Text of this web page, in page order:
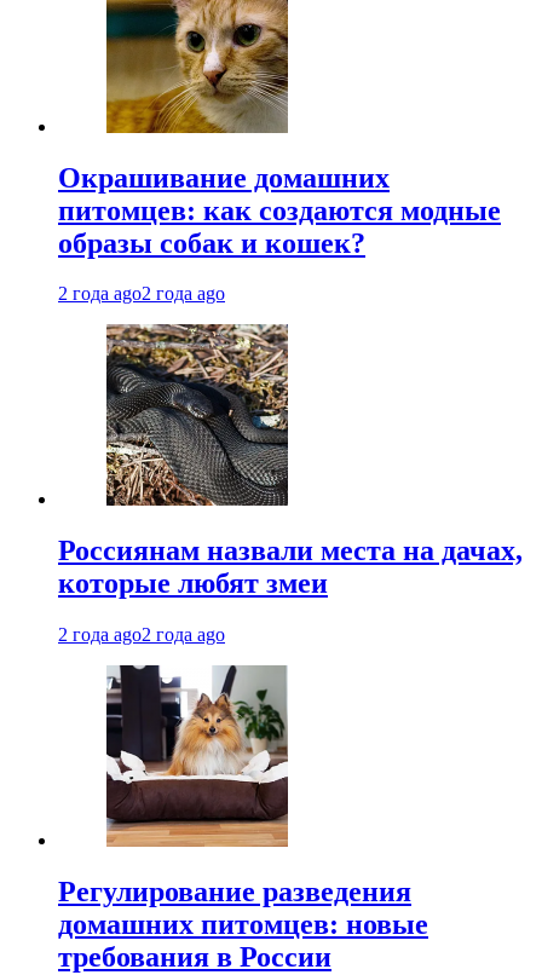
Окрашивание домашних
питомцев: как создаются модные
образы собак и кошек?
2 года ago2 года ago
Россиянам назвали места на дачах,
которые любят змеи
2 года ago2 года ago
Регулирование разведения
домашних питомцев: новые
требования в России